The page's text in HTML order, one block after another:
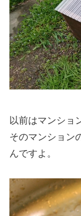
以前はマンショ
そのマンション
んですよ。